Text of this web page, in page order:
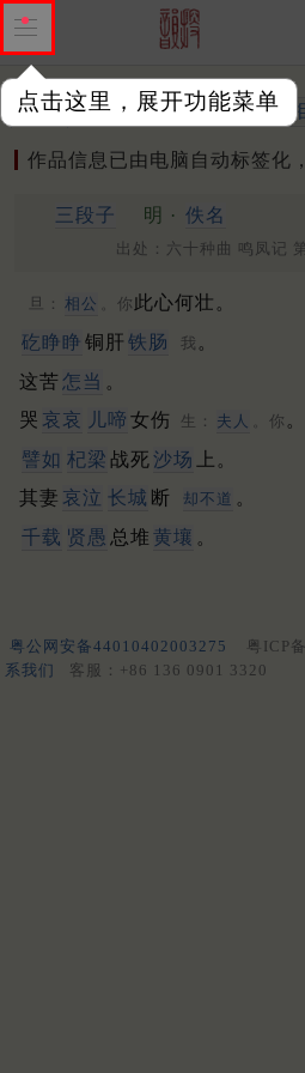
点击这里，展开功能菜单
作品 标注四声 出处、引用
作品信息已由电脑自动标签化
三段子 明 · 佚名
出处：六十种曲 鸣凤记
旦： 相公 。你 此心何壮。
矻睁睁 铜肝 铁肠 我 。
这苦 怎当 。
哭 哀哀 儿啼 女伤 生： 夫人 。你 。
譬如 杞梁 战死沙场
上。
其妻 哀泣 长城 断 却不道 。
千载 贤愚 总堆 黄壤 。
粤公网安备44010402003275 粤ICP
系我们
客服：+86 136 0901 3320